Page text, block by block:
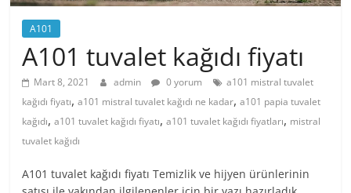
A101
A101 tuvalet kağıdı fiyatı
Mart 8, 2021 admin 0 yorum
a101 mistral tuvalet
kağıdı fiyatı,a101 mistral tuvalet kağıdı ne kadar,a101 papia tuvalet
kağıdı,a101 tuvalet kağıdı fiyatı,a101 tuvalet kağıdı fiyatları, mistral
tuvalet kağıdı
A101 tuvalet kağıdı fiyatı Temizlik ve hijyen ürünlerinin